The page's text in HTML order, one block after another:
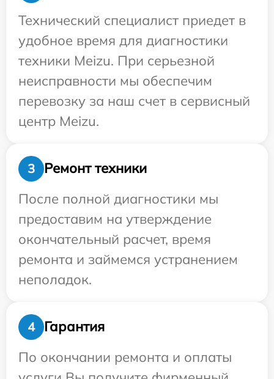
Технический специалист приедет в
удобное время для диагностики
техники Meizu. При серьезной
неисправности мы обеспечим
перевозку за наш счет в сервисный
центр Meizu.
3
Ремонт техники
После полной диагностики мы
предоставим на утверждение
окончательный расчет, время
ремонта и займемся устранением
неполадок.
4
Гарантия
По окончании ремонта и оплаты